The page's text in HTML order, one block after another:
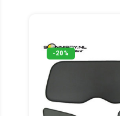
-20%